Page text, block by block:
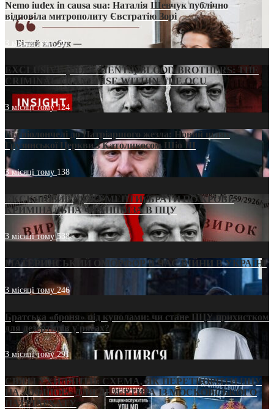
Nemo iudex in causa sua: Наталія Шевчук публічно
відповіла митрополиту Євстратію Зорі
3 місяці тому211
EXCLUSIVE (DOCUMENTS)/BLOOD BROTHERS: THE
CRIMINAL FRANCHISE WITHIN THE OCU
3 місяці тому124
Від віолончелі до Патріаршого жезла: Новий шлях
Грузинської Церкви з Католикосом Шіо III
3 місяці тому 138
ЕКСКЛЮЗИВ (ДОКУМЕНТИ)/БРАТИ ПО КРОВІ:
КРИМІНАЛЬНА ФРАНШИЗА В ПЦУ
3 місяці тому538
МАТЕРИНСЬКИЙ ОМОРФОР В ЧАС ВІЙНИ В УКРАЇНІ
3 місяці тому246
Братська «броня» під куполами: чи стане ПЦУ прихистком
для дезертирів у рясах?
3 місяці тому291
СВЯТІ УХИЛЯНТИ: СХЕМА, ЯК ПЕРЕТВОРИТИ ПЦУ
НА «ОФШОР» ДЛЯ ДЕЗЕРТИРА ІЗ МОСКОВСЬКОГО
ПАТРІАРХАТУ